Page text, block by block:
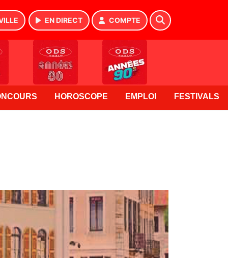
EN DIRECT COMPTE
HOROSCOPE EMPLOI FESTIVALS